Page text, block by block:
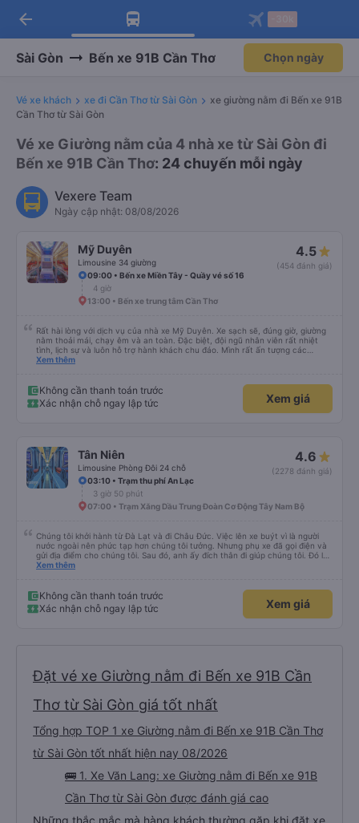
Tải app Vexere ngay!
Nhận ưu đãi thành viên độc
Mở app
Tải app Vexere
-30k/ghế khi đặt vé máy bay qua
Mở app
arrow_back
Sài Gòn Bến xe 91B Cần Thơ Chọn ngày
Vé xe khách xe đi Cần Thơ từ Sài Gòn
xe giường nằm đi Bến xe 91B
Cần Thơ từ Sài Gòn
Vé xe Giường nằm của 4 nhà xe từ Sài Gòn đi
Bến xe 91B Cần Thơ: 24 chuyến mỗi ngày
Vexere Team
Ngày cập nhật: 08/08/2026
Mỹ Duyên
Limousine 34 giường
4.5
(454 đánh giá)
09:00 • Bến xe Miền Tây - Quầy vé số 16
4 giờ
13:00 • Bến xe trung tâm Cần Thơ
Rất hài lòng với dịch vụ của nhà xe Mỹ Duyên. Xe sạch sẽ, đúng giờ, giường
nằm thoải mái, chạy êm và an toàn. Đặc biệt, đội ngũ nhân viên rất nhiệt
tình, lịch sự và luôn hỗ trợ hành khách chu đáo. Mình rất ấn tượng các
anh/chị nhân viên trung chuyển ở Mỹ Luông. Mọi người rất thân thiện, đón
cảm giác rất yên tâm khi di chuyển. Chắc chắn sẽ tiếp tục lựa chọn nhà xe
Mỹ Duyên trong những chuyến đi sắp tới. Cảm ơn nhà xe và đội ngũ nhân
viên đã mang đến một chuyến đi thật thoải mái!
Xem thêm
Không cần thanh toán trước
Xác nhận chỗ ngay lập tức
Xem giá
Tân Niên
Limousine Phòng Đôi 24 chỗ
4.6
(2278 đánh giá)
03:10 • Trạm thu phí An Lạc
3 giờ 50 phút
07:00 • Trạm Xăng Dầu Trung Đoàn Cơ Động Tây Nam Bộ
Chúng tôi khởi hành từ Đà Lạt và đi Châu Đức. Việc lên xe buýt vì là người
nước ngoài nên phức tạp hơn chúng tôi tưởng. Nhưng phụ xe đã gọi điện và
gửi địa điểm cho chúng tôi. Sau đó, anh ấy đích thân đi giúp chúng tôi. Đó là
lần đầu tiên đi xe giường nằm với hai đứa trẻ nhỏ khá thú vị. Chúng tôi không
điểm dừng, họ đánh thức chúng tôi dậy và đảm bảo chúng tôi đã sẵn sàng.
Nhìn chung, đó là một trải nghiệm tốt. Mỗi giường đều có gối và chăn, và đủ
chỗ cho 1 người lớn và 1 trẻ em nằm thoải mái.
Xem thêm
Không cần thanh toán trước
Xác nhận chỗ ngay lập tức
Xem giá
Đặt vé xe Giường nằm đi Bến xe 91B Cần
Thơ từ Sài Gòn giá tốt nhất
Tổng hợp TOP 1 xe Giường nằm đi Bến xe 91B Cần Thơ
từ Sài Gòn tốt nhất hiện nay 08/2026
🚌 1. Xe Văn Lang: xe Giường nằm đi Bến xe 91B
Cần Thơ từ Sài Gòn được đánh giá cao
Những thắc mắc mà hàng khách thường gặp khi đặt xe